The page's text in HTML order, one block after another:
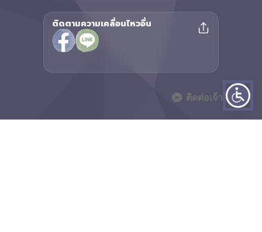
ติดตามความเคลื่อนไหวอื่น
ติดต่อเจ้าหน้าที่